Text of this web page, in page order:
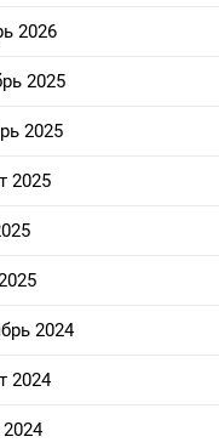
2026
2025
2025
2025
2024
2024